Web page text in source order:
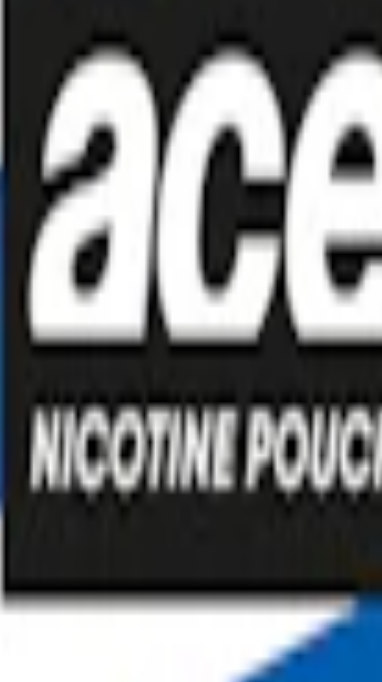
fyllnadsmedel (E460, cellulosa), salt, nikotin, sötningsmedel
samt aromer.
vill njuta av en milt och mintigt
. Sting Free Snus Blue Mint
på 11 gram. Nikotininnehållet per prilla är 6,6 milligram, vilket
fyllnadsmedel, koksalt, nikotin, sötningsmedel,
dosorna är ISCC-certifierade.
på dosan under 2025. Nedan till vänster ser du den äldre designen
unika prilla.
på smak och nikotinhalt. Med ett urval av smaker, från den
utvecklat för den som vill ha mer än bara ett snus.
du snuset rätt"